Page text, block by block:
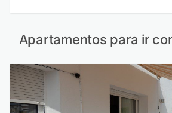
Apartamentos para ir